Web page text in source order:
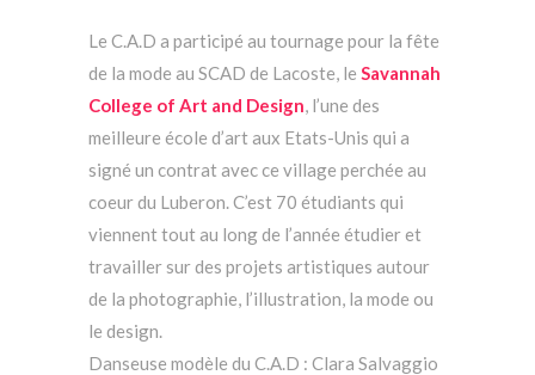
Le C.A.D a participé au tournage pour la fête
de la mode au SCAD de Lacoste, le Savannah
College of Art and Design, l’une des
meilleure école d’art aux Etats-Unis qui a
signé un contrat avec ce village perchée au
coeur du Luberon. C’est 70 étudiants qui
viennent tout au long de l’année étudier et
travailler sur des projets artistiques autour
de la photographie, l’illustration, la mode ou
le design.
Danseuse modèle du C.A.D : Clara Salvaggio